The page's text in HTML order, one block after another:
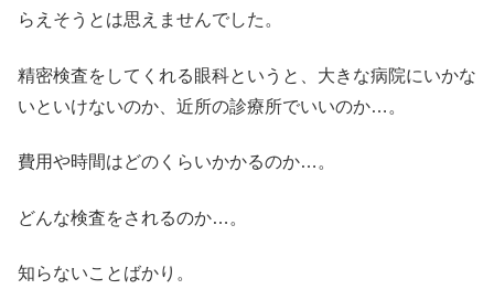
らえそうとは思えませんでした。
精密検査をしてくれる眼科というと、大きな病院にいかな
いといけないのか、近所の診療所でいいのか…。
費用や時間はどのくらいかかるのか…。
どんな検査をされるのか…。
知らないことばかり。